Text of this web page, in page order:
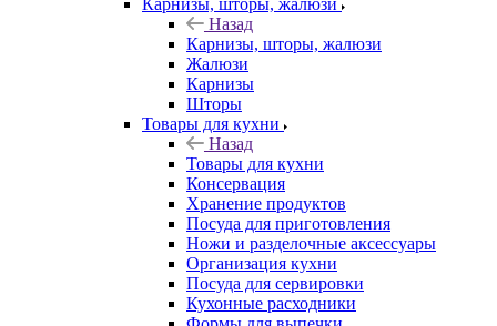
Карнизы, шторы, жалюзи
Назад
Карнизы, шторы, жалюзи
Жалюзи
Карнизы
Шторы
Товары для кухни
Назад
Товары для кухни
Консервация
Хранение продуктов
Посуда для приготовления
Ножи и разделочные аксессуары
Организация кухни
Посуда для сервировки
Кухонные расходники